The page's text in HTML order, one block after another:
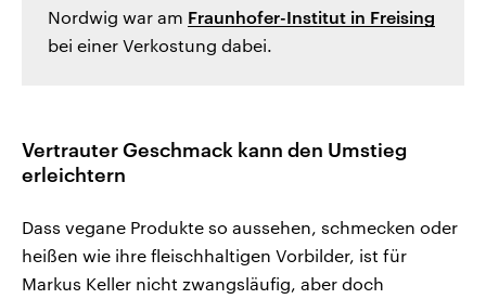
Nordwig war am Fraunhofer-Institut in Freising
bei einer Verkostung dabei.
Vertrauter Geschmack kann den Umstieg
erleichtern
Dass vegane Produkte so aussehen, schmecken oder
heißen wie ihre fleischhaltigen Vorbilder, ist für
Markus Keller nicht zwangsläufig, aber doch